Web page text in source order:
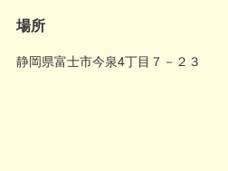
場所
静岡県富士市今泉4丁目７－２３